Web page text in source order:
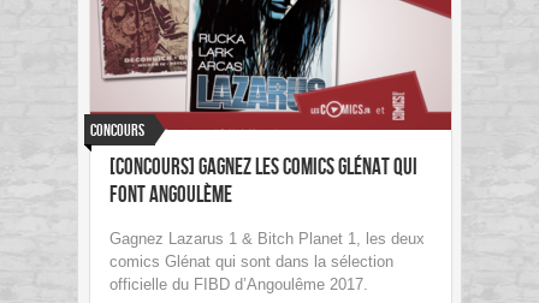
Concours
[concours] Gagnez les comics Glénat qui
font Angoulème
Gagnez Lazarus 1 & Bitch Planet 1, les deux
comics Glénat qui sont dans la sélection
officielle du FIBD d’Angoulême 2017.